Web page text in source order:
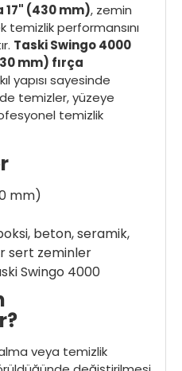
17" (430 mm), zemin
temizlik performansını
Taski Swingo 4000
mm) fırça
yapısı sayesinde
temizler, yüzeye
temizlik
mm)
beton, seramik,
sert zeminler
Swingo 4000
veya temizlik